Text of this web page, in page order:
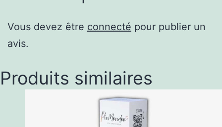
Vous devez être connecté pour publier un
avis.
Produits similaires